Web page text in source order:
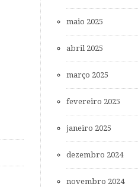
maio 2025
abril 2025
março 2025
fevereiro 2025
janeiro 2025
dezembro 2024
novembro 2024